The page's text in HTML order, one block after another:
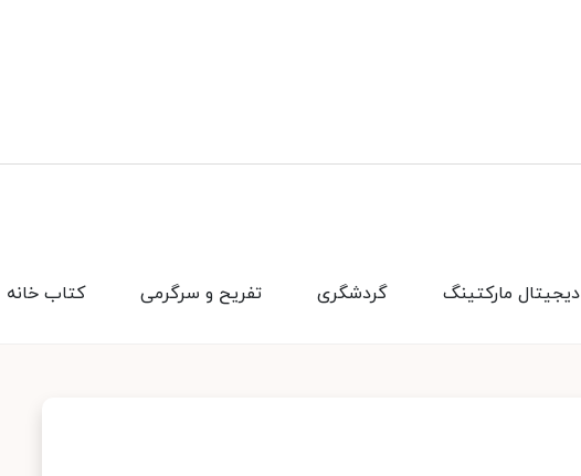
کتاب خانه تفریح و سرگرمی گردشگری دیجیتال مارکتینگ